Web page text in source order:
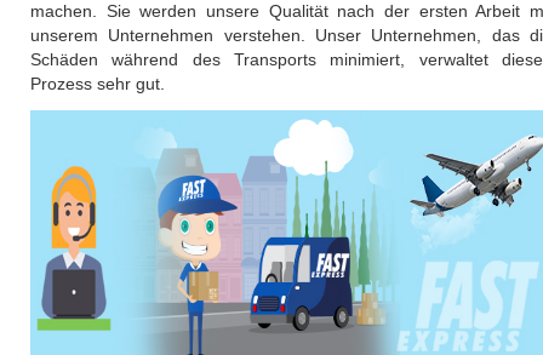
machen. Sie werden unsere Qualität nach der ersten Arbeit
unserem Unternehmen verstehen. Unser Unternehmen, das
Schäden während des Transports minimiert, verwaltet
Prozess sehr gut.